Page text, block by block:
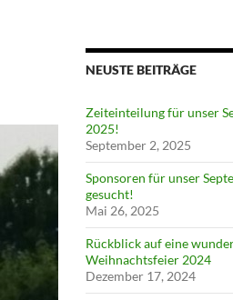
NEUSTE BEITRÄGE
Zeiteinteilung für unser
2025!
September 2, 2025
Sponsoren für unser
gesucht!
Mai 26, 2025
Rückblick auf eine
Weihnachtsfeier 2024
Dezember 17, 2024